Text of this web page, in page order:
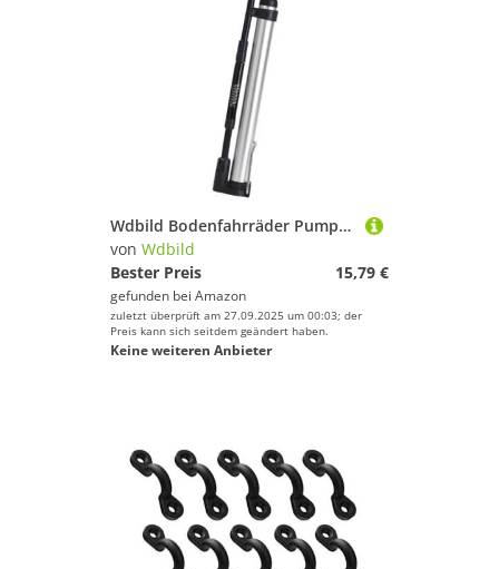
Wdbild Bodenfahrräder Pumpen Hochdruckreifen Pumpen Fahrradreifen Inflatoren Für Road Mountainbikes Leichte Bodenpumpe Zyklus Accessoire
von Wdbild
Bester Preis
15,79 €
gefunden bei Amazon
zuletzt überprüft am 27.09.2025 um 00:03; der
Preis kann sich seitdem geändert haben.
Keine weiteren Anbieter